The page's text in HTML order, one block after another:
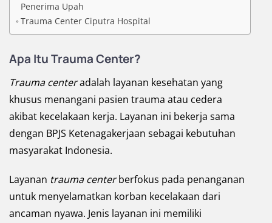
Penerima Upah
Trauma Center Ciputra Hospital
Apa Itu Trauma Center?
Trauma centeradalah layanan kesehatan yang
khusus menangani pasien trauma atau cedera
akibat kecelakaan kerja. Layanan ini bekerja sama
dengan BPJS Ketenagakerjaan sebagai kebutuhan
masyarakat Indonesia.
Layanan trauma centerberfokus pada penanganan
untuk menyelamatkan korban kecelakaan dari
ancaman nyawa. Jenis layanan ini memiliki